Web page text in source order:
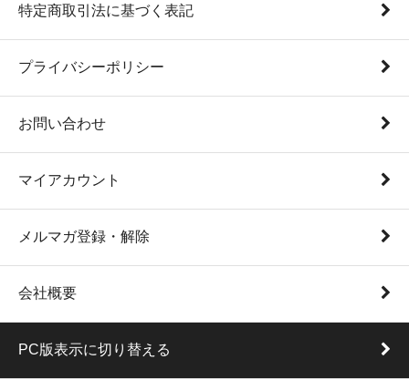
特定商取引法に基づく表記
プライバシーポリシー
お問い合わせ
マイアカウント
メルマガ登録・解除
会社概要
PC版表示に切り替える